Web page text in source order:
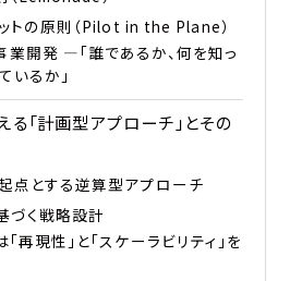
トの原則（Pilot in the Plane）
業開発 ―「誰であるか、何を知っ
いるか」
る「計画型アプローチ」とその
点とする逆算型アプローチ
づく戦略設計
再現性」と「スケーラビリティ」を